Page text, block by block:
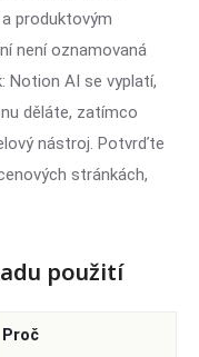
produktovým
není oznamovaná
Notion AI se vyplatí,
děláte, zatímco
nástroj. Potvrďte
stránkách,
použití
Proč